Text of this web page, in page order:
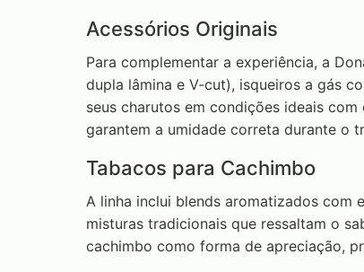
Acessórios Originais
Para complementar a experiência, a
dupla lâmina e V‑cut), isqueiros a gás
seus charutos em condições ideais
garantem a umidade correta durante o
Tabacos para Cachimbo
A linha inclui blends aromatizados com
misturas tradicionais que ressaltam o
cachimbo como forma de apreciação,